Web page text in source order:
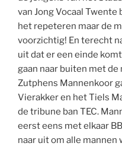
van Jong Vocaal Twente
het repeteren maar de
voorzichtig! En terecht
uit dat er een einde
gaan naar buiten met
Zutphens Mannenkoor
Vierakker en het Tiels
de tribune ban TEC.
eerst eens met elkaar
naar uit om alle mannen